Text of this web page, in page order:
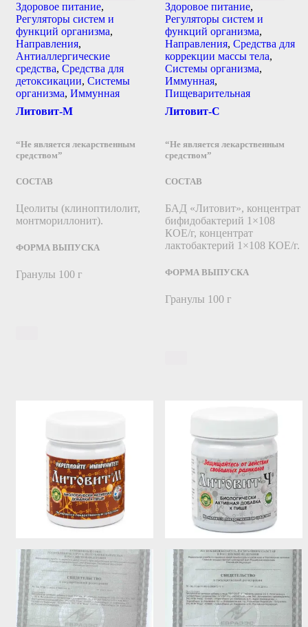
Здоровое питание,
Регуляторы систем и
функций организма,
Направления,
Антиаллергические
средства, Средства для
детоксикации, Системы
организма, Иммунная
Литовит-М
“Не является лекарственным
средством”
СОСТАВ
Цеолиты (клиноптилолит,
монтмориллонит).
ФОРМА ВЫПУСКА
Гранулы 100 г
Здоровое питание,
Регуляторы систем и
функций организма,
Направления, Средства для
коррекции массы тела,
Системы организма,
Иммунная,
Пищеварительная
Литовит-С
“Не является лекарственным
средством”
СОСТАВ
БАД «Литовит», концентрат
бифидобактерий 1×108
КОЕ/г, концентрат
лактобактерий 1×108 КОЕ/г.
ФОРМА ВЫПУСКА
Гранулы 100 г